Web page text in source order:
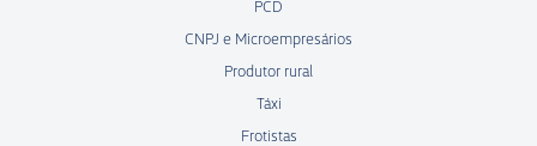
PCD
CNPJ e Microempresários
Produtor rural
Táxi
Frotistas